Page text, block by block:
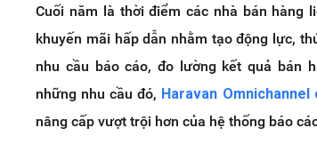
Cuối năm là thời điểm các nhà bán hàng
khuyến mãi hấp dẫn nhằm tạo động lực,
nhu cầu báo cáo, đo lường kết quả bán
những nhu cầu đó, Haravan
nâng cấp vượt trội hơn của hệ thống báo